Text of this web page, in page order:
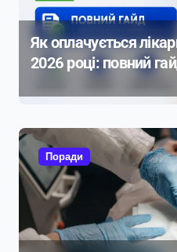
Як оплачується
2026 році: повний
Поради